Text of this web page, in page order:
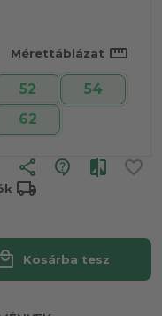
Mérettáblázat straighten
52
54
62
share
local_shipping
Kosárba tesz